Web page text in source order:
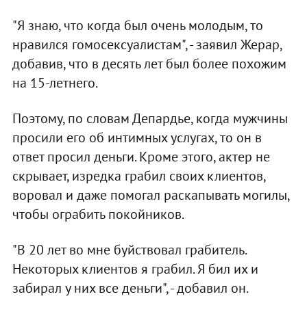
"Я знаю, что когда был очень молодым, то
нравился гомосексуалистам", - заявил Жерар,
добавив, что в десять лет был более похожим
на 15-летнего.
Поэтому, по словам Депардье, когда мужчины
просили его об интимных услугах, то он в
ответ просил деньги. Кроме этого, актер не
скрывает, изредка грабил своих клиентов,
воровал и даже помогал раскапывать могилы,
чтобы ограбить покойников.
"В 20 лет во мне буйствовал грабитель.
Некоторых клиентов я грабил. Я бил их и
забирал у них все деньги", - добавил он.